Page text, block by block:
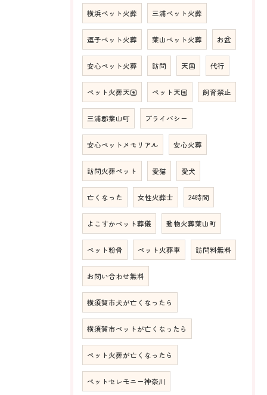
横浜ペット火葬 三浦ペット火葬
逗子ペット火葬 葉山ペット火葬 お盆
安心ペット火葬 訪問 天国 代行
ペット火葬天国 ペット天国 飼育禁止
三浦郡葉山町 プライバシー
安心ペットメモリアル 安心火葬
訪問火葬ペット 愛猫 愛犬
亡くなった 女性火葬士 24時間
よこすかペット葬儀 動物火葬葉山町
ペット粉骨 ペット火葬車 訪問料無料
お問い合わせ無料
横須賀市犬が亡くなったら
横須賀市ペットが亡くなったら
ペット火葬が亡くなったら
ペットセレモニー神奈川